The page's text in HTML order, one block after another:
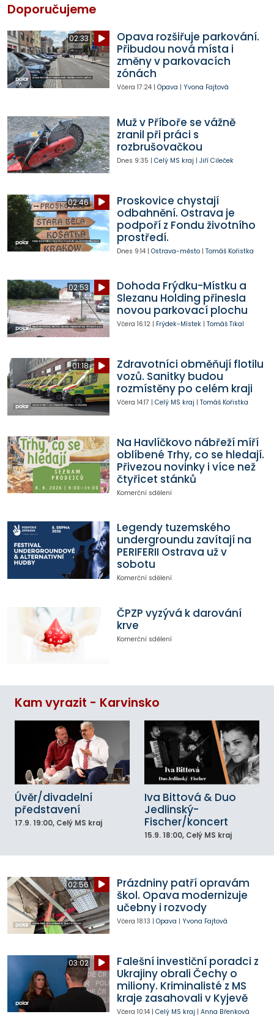
Doporučujeme
02:33
Opava rozšiřuje parkování.
Přibudou nová místa i
změny v parkovacích
zónách
Včera 17:24| Opava | Yvona Fajtová
Muž v Příboře se vážně
zranil při práci s
rozbrušovačkou
Dnes 9:35 | Celý MS kraj | Jiří Cileček
02:46
Proskovice chystají
odbahnění. Ostrava je
podpoří z Fondu životního
prostředí.
Dnes 9:14| Ostrava-město| Tomáš Kořistka
02:53
Dohoda Frýdku-Místku a
Slezanu Holding přinesla
novou parkovací plochu
Včera 16:12| Frýdek-Místek| Tomáš Tikal
01:18
Zdravotníci obměňují flotilu
vozů. Sanitky budou
rozmístěny po celém kraji
Včera 14:17 | Celý MS kraj | Tomáš Kořistka
Na Havlíčkovo nábřeží míří
oblíbené Trhy, co se hledají.
Přivezou novinky i více než
čtyřicet stánků
Komerční sdělení
Legendy tuzemského
undergroundu zavítají na
PERIFERII Ostrava už v
sobotu
Komerční sdělení
ČPZP vyzývá k darování
krve
Komerční sdělení
Kam vyrazit - Karvinsko
Úvěr/divadelní
představení
17.9. 19:00, Celý MS kraj
Iva Bittová & Duo
Jedlinský-
Fischer/koncert
15.9. 18:00, Celý MS kraj
02:56
Prázdniny patří opravám
škol. Opava modernizuje
učebny i rozvody
Včera 18:13 | Opava | Yvona Fajtová
03:02
Falešní investiční poradci z
Ukrajiny obrali Čechy o
miliony. Kriminalisté z MS
kraje zasahovali v Kyjevě
Včera 10:14| Celý MS kraj | Anna Břenková